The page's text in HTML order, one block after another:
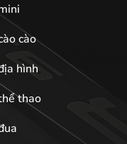
cào
hình
thao